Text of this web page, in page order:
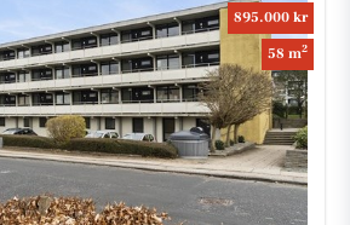
895.000 kr
58 m2